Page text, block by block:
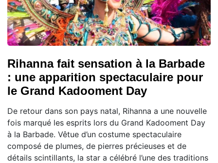
Rihanna fait sensation à la Barbade
: une apparition spectaculaire pour
le Grand Kadooment Day
De retour dans son pays natal, Rihanna a une nouvelle
fois marqué les esprits lors du Grand Kadooment Day
à la Barbade. Vêtue d’un costume spectaculaire
composé de plumes, de pierres précieuses et de
détails scintillants, la star a célébré l’une des traditions